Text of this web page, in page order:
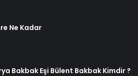
Ne Kadar
Bakbak Eşi Bülent Bakbak Kimdir ?